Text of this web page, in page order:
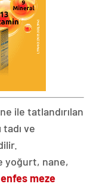
ile tatlandırılan
ve
yoğurt, nane,
enfes meze